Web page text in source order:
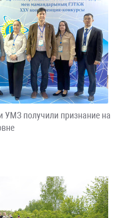
УМЗ получили признание на